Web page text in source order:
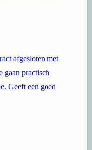
afgesloten met
gaan practisch
Geeft een goed